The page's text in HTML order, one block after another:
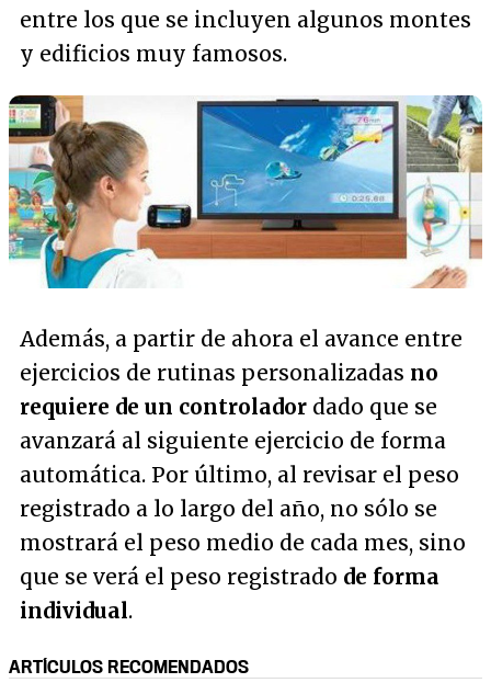
entre los que se incluyen algunos montes
y edificios muy famosos.
Además, a partir de ahora el avance entre
ejercicios de rutinas personalizadas no
requiere de un controlador dado que se
avanzará al siguiente ejercicio de forma
automática. Por último, al revisar el peso
registrado a lo largo del año, no sólo se
mostrará el peso medio de cada mes, sino
que se verá el peso registrado de forma
individual.
ARTÍCULOS RECOMENDADOS